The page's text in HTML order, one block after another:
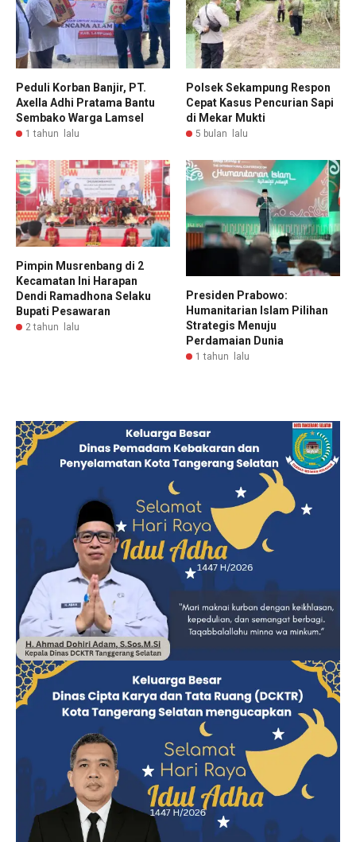
Peduli Korban Banjir, PT.
Axella Adhi Pratama Bantu
Sembako Warga Lamsel
1 tahun lalu
Polsek Sekampung Respon
Cepat Kasus Pencurian Sapi
di Mekar Mukti
5 bulan lalu
Pimpin Musrenbang di 2
Kecamatan Ini Harapan
Dendi Ramadhona Selaku
Bupati Pesawaran
2 tahun lalu
Presiden Prabowo:
Humanitarian Islam Pilihan
Strategis Menuju
Perdamaian Dunia
1 tahun lalu